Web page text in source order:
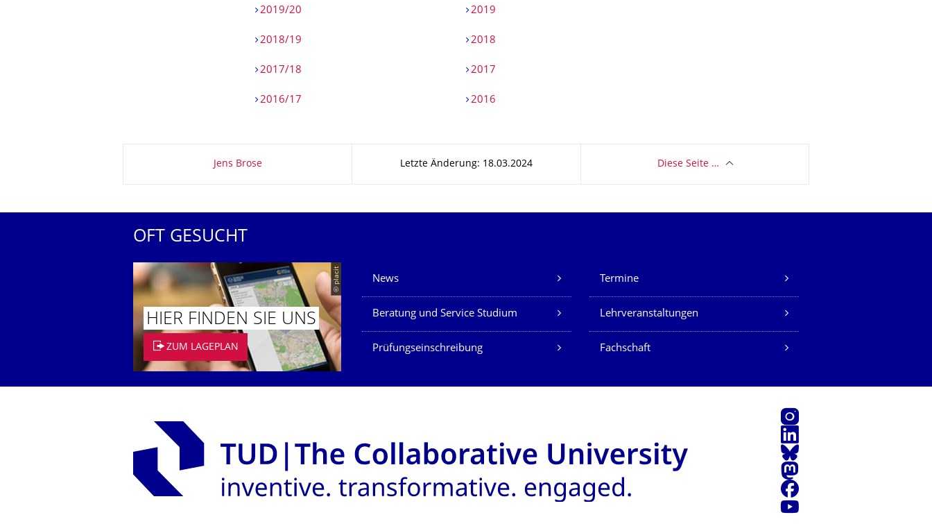
2019/20 2019
2018/19 2018
2017/18 2017
2016/17 2016
Jens Brose Letzte Änderung: 18.03.2024 Diese Seite …
OFT GESUCHT
© placit
HIER FINDEN SIE UNS
ZUM LAGEPLAN
Unsere Dienste
News Termine
Beratung und Service Studium Lehrveranstaltungen
Prüfungseinschreibung Fachschaft
Instagram
LinkedIn
Bluesky
Mastodon
Facebook
Youtube